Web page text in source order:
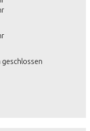
geschlossen